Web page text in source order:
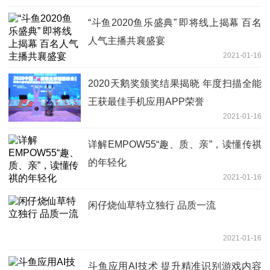
“斗鱼2020鱼乐盛典” 即将线上揭幕 百名
人气主播共襄盛宴
2021-01-16
2020天鹅奖颁奖结果揭晓 年度扫描全能
王获最佳手机应用APP荣誉
2021-01-16
详解EMPOW55“趣、质、亲”，读懂传祺
的年轻化
2021-01-16
闲仔烧仙草特立独行 品质一流
2021-01-16
斗鱼应用AI技术 提升精准识别游戏内容